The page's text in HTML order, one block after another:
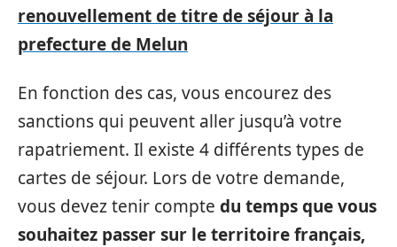
renouvellement de titre de séjour à la
prefecture de Melun
En fonction des cas, vous encourez des
sanctions qui peuvent aller jusqu’à votre
rapatriement. Il existe 4 différents types de
cartes de séjour. Lors de votre demande,
vous devez tenir compte du temps que vous
souhaitez passer sur le territoire français,